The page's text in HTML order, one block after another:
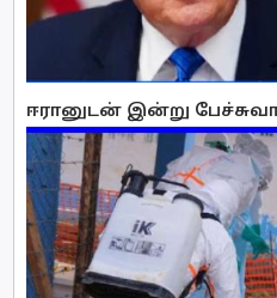
ஈரானுடன் இன்று